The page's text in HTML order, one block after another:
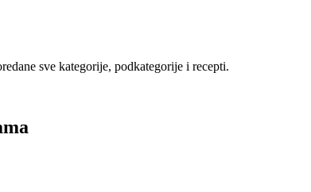
sve kategorije, podkategorije i recepti.